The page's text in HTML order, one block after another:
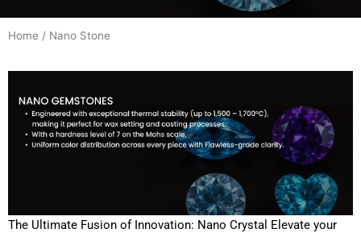
Home / Nano Stone
The Ultimate Fusion of Innovation: Nano Crystal Elevate your